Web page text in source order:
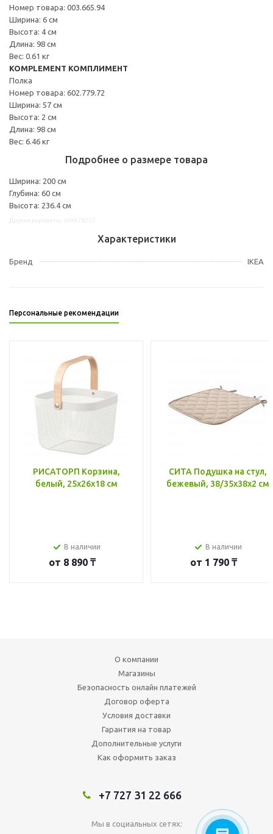
Номер товара: 003.665.94
Ширина: 6 см
Высота: 4 см
Длина: 98 см
Вес: 0.61 кг
KOMPLEMENT КОМПЛИМЕНТ
Полка
Номер товара: 602.779.72
Ширина: 57 см
Высота: 2 см
Длина: 98 см
Вес: 6.46 кг
Подробнее о размере товара
Ширина: 200 см
Глубина: 60 см
Высота: 236.4 см
Характеристики
Бренд IKEA
Персональные рекомендации
РИСАТОРП Корзина,
белый, 25x26x18 см
В наличии
от 8 890 ₸
СИТА Подушка на стул,
бежевый, 38/35x38x2 см
В наличии
от 1 790 ₸
О компании
Магазины
Безопасность онлайн платежей
Договор оферта
Условия доставки
Гарантия на товар
Дополнительные услуги
Как оформить заказ
+7 727 31 22 666
Мы в социальных сетях: